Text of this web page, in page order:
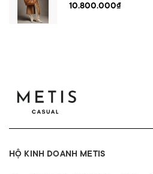
10.800.000₫
HỘ KINH DOANH METIS